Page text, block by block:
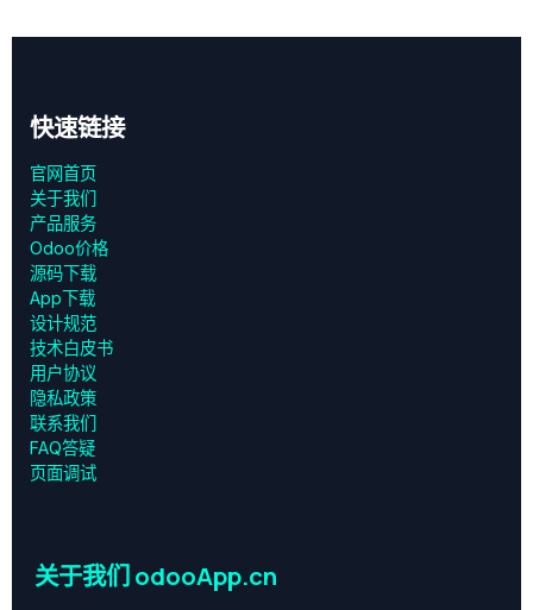
快速链接
官网首页
关于我们
产品服务
Odoo价格
源码下载
App下载
设计规范
技术白皮书
用户协议
‎隐私政策‎
联系我们
FAQ答疑
页面调试
关于我们 odooApp.cn